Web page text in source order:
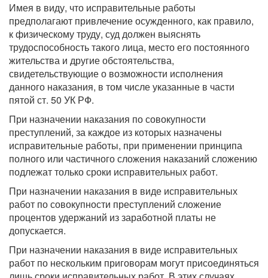
Имея в виду, что исправительные работы
предполагают привлечение осужденного, как правило,
к физическому труду, суд должен выяснять
трудоспособность такого лица, место его постоянного
жительства и другие обстоятельства,
свидетельствующие о возможности исполнения
данного наказания, в том числе указанные в части
пятой ст. 50 УК РФ.
При назначении наказания по совокупности
преступлений, за каждое из которых назначены
исправительные работы, при применении принципа
полного или частичного сложения наказаний сложению
подлежат только сроки исправительных работ.
При назначении наказания в виде исправительных
работ по совокупности преступлений сложение
процентов удержаний из заработной платы не
допускается.
При назначении наказания в виде исправительных
работ по нескольким приговорам могут присоединяться